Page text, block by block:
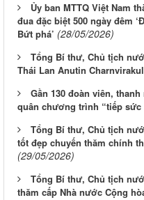
Ủy ban MTTQ Việt Nam
đua đặc biệt 500 ngày đêm
Bứt phá’ (28/05/2026)
Tổng Bí thư, Chủ tịch
Thái Lan Anutin Charnvirakul
Gần 130 đoàn viên,
quân chương trình “tiếp sức
Tổng Bí thư, Chủ tịch
tốt đẹp chuyến thăm chính
(29/05/2026)
Tổng Bí thư, Chủ tịch
thăm cấp Nhà nước Cộng